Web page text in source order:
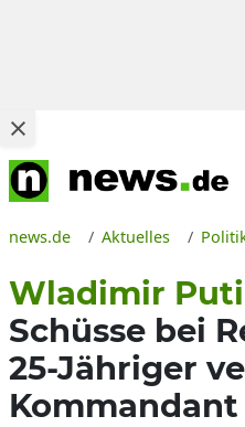
news.de Aktuelles
Wladimir
Schüsse bei
25-Jähriger